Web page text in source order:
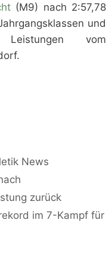
(M9) nach 2:57,78
und
vom
News
zurück
im 7-Kampf für